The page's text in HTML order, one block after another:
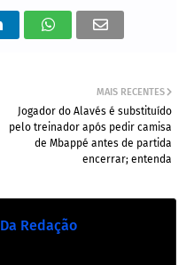
MAIS RECENTES
Jogador do Alavés é substituído
pelo treinador após pedir camisa
de Mbappé antes de partida
encerrar; entenda
Da Redação